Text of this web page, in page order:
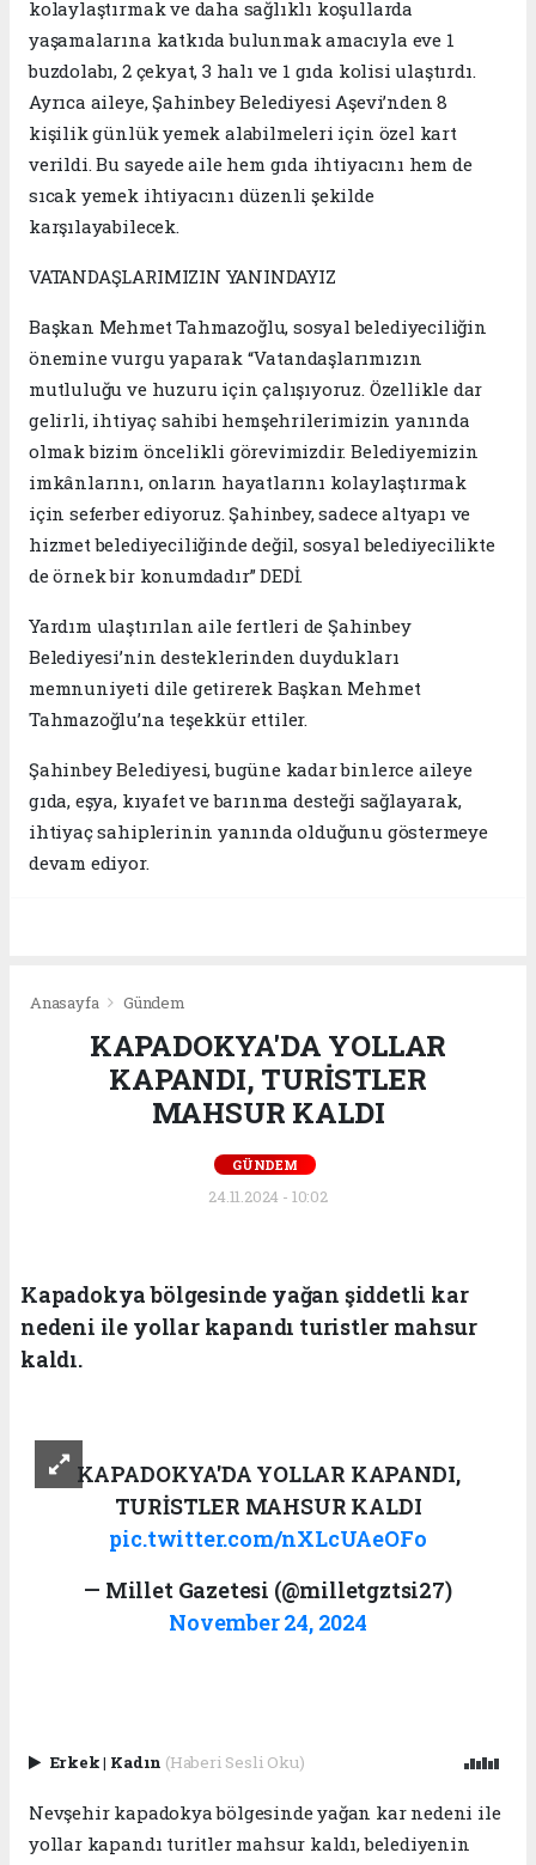
kolaylaştırmak ve daha sağlıklı koşullarda
yaşamalarına katkıda bulunmak amacıyla eve 1
buzdolabı, 2 çekyat, 3 halı ve 1 gıda kolisi ulaştırdı.
Ayrıca aileye, Şahinbey Belediyesi Aşevi’nden 8
kişilik günlük yemek alabilmeleri için özel kart
verildi. Bu sayede aile hem gıda ihtiyacını hem de
sıcak yemek ihtiyacını düzenli şekilde
karşılayabilecek.
VATANDAŞLARIMIZIN YANINDAYIZ
Başkan Mehmet Tahmazoğlu, sosyal belediyeciliğin
önemine vurgu yaparak “Vatandaşlarımızın
mutluluğu ve huzuru için çalışıyoruz. Özellikle dar
gelirli, ihtiyaç sahibi hemşehrilerimizin yanında
olmak bizim öncelikli görevimizdir. Belediyemizin
imkânlarını, onların hayatlarını kolaylaştırmak
için seferber ediyoruz. Şahinbey, sadece altyapı ve
hizmet belediyeciliğinde değil, sosyal belediyecilikte
de örnek bir konumdadır” DEDİ.
Yardım ulaştırılan aile fertleri de Şahinbey
Belediyesi’nin desteklerinden duydukları
memnuniyeti dile getirerek Başkan Mehmet
Tahmazoğlu’na teşekkür ettiler.
Şahinbey Belediyesi, bugüne kadar binlerce aileye
gıda, eşya, kıyafet ve barınma desteği sağlayarak,
ihtiyaç sahiplerinin yanında olduğunu göstermeye
devam ediyor.
Anasayfa Gündem
KAPADOKYA'DA YOLLAR
KAPANDI, TURİSTLER
MAHSUR KALDI
GÜNDEM
24.11.2024 - 10:02
Kapadokya bölgesinde yağan şiddetli kar
nedeni ile yollar kapandı turistler mahsur
kaldı.
KAPADOKYA'DA YOLLAR KAPANDI,
TURİSTLER MAHSUR KALDI
pic.twitter.com/nXLcUAeOFo
— Millet Gazetesi (@milletgztsi27)
November 24, 2024
Erkek| Kadın (Haberi Sesli Oku)
Nevşehir kapadokya bölgesinde yağan kar nedeni ile
yollar kapandı turitler mahsur kaldı, belediyenin